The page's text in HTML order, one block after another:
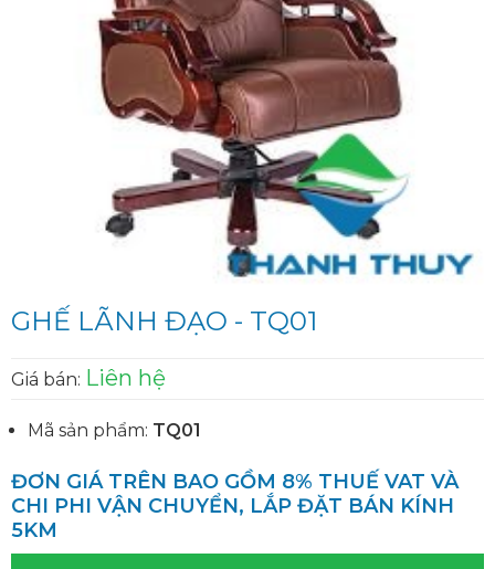
GHẾ LÃNH ĐẠO - TQ01
Giá bán: Liên hệ
Mã sản phẩm: TQ01
ĐƠN GIÁ TRÊN BAO GỒM 8% THUẾ VAT VÀ
CHI PHI VẬN CHUYỂN, LẮP ĐẶT BÁN KÍNH
5KM